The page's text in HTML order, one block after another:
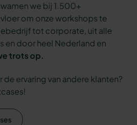
we bij 1.500+
om onze workshops te
tot corporate, uit alle
en door heel Nederland en
trots op.
de ervaring van andere klanten?